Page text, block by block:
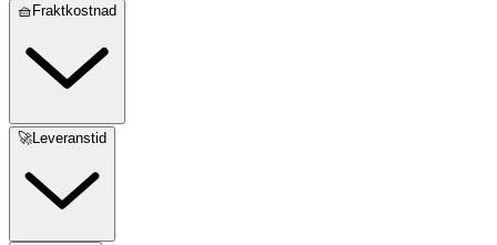
🧺Fraktkostnad
🚀Leveranstid